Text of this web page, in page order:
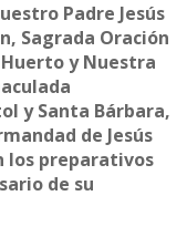
Padre Jesús
Sagrada Oración
y Nuestra
y Santa Bárbara,
de Jesús
los preparativos
de su